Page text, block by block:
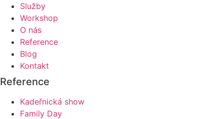
Služby
Workshop
O nás
Reference
Blog
Kontakt
Reference
Kadeřnická show
Family Day